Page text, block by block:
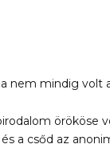
nem mindig volt
örököse
a csőd az